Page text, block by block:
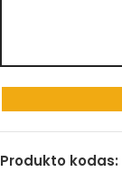
Produkto kodas: